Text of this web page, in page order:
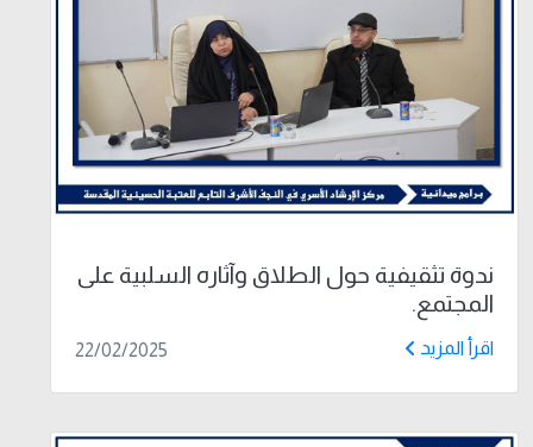
ندوة تثقيفية حول الطلاق وآثاره السلبية على
المجتمع.
اقرأ المزيد 22/02/2025